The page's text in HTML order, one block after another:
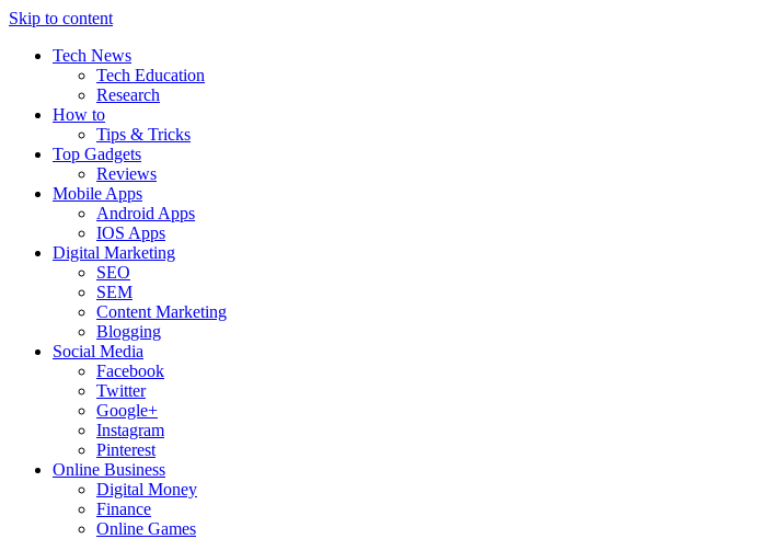
Skip to content
Tech News
Tech Education
Research
How to
Tips & Tricks
Top Gadgets
Reviews
Mobile Apps
Android Apps
IOS Apps
Digital Marketing
SEO
SEM
Content Marketing
Blogging
Social Media
Facebook
Twitter
Google+
Instagram
Pinterest
Online Business
Digital Money
Finance
Online Games